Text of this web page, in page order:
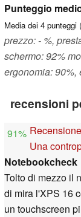
Punteggio
Media dei 4 punteggi
prezzo: - %,
schermo: 92%
ergonomia: 90%,
recensioni
91%
Una
Notebookcheck
Tolto di mezzo il
di mira l'XPS 16
un touchscreen